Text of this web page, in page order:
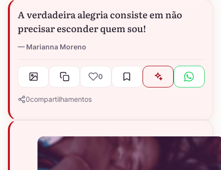
A verdadeira alegria consiste em não
precisar esconder quem sou!
Marianna Moreno
0
0compartilhamentos